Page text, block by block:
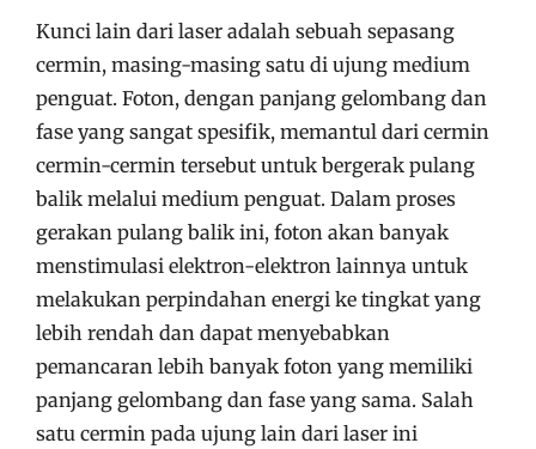
Kunci lain dari laser adalah sebuah sepasang
cermin, masing-masing satu di ujung medium
penguat. Foton, dengan panjang gelombang dan
fase yang sangat spesifik, memantul dari cermin
cermin-cermin tersebut untuk bergerak pulang
balik melalui medium penguat. Dalam proses
gerakan pulang balik ini, foton akan banyak
menstimulasi elektron-elektron lainnya untuk
melakukan perpindahan energi ke tingkat yang
lebih rendah dan dapat menyebabkan
pemancaran lebih banyak foton yang memiliki
panjang gelombang dan fase yang sama. Salah
satu cermin pada ujung lain dari laser ini